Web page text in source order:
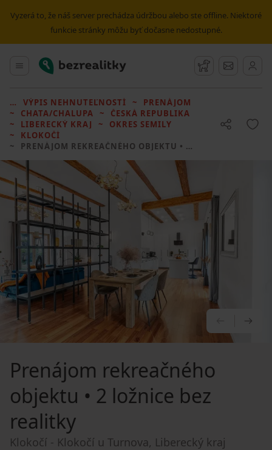
Vyzerá to, že náš server prechádza údržbou alebo ste offline. Niektoré
funkcie stránky môžu byť dočasne nedostupné.
Hlavné menu
Bezrealitky Strážny pes
Správy
VÝPIS NEHNUTEĽNOSTÍ
PRENÁJOM
CHATA/CHALUPA
ČESKÁ REPUBLIKA
LIBERECKÝ KRAJ
OKRES SEMILY
KLOKOČÍ
PRENÁJOM REKREAČNÉHO OBJEKTU • 2 LOŽNICE BEZ REALITKY
Prenájom rekreačného
objektu • 2 ložnice bez
realitky
Klokočí - Klokočí u Turnova, Liberecký kraj